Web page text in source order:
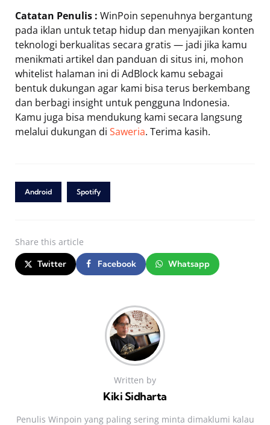
Catatan Penulis : WinPoin sepenuhnya bergantung
pada iklan untuk tetap hidup dan menyajikan konten
teknologi berkualitas secara gratis — jadi jika kamu
menikmati artikel dan panduan di situs ini, mohon
whitelist halaman ini di AdBlock kamu sebagai
bentuk dukungan agar kami bisa terus berkembang
dan berbagi insight untuk pengguna Indonesia.
Kamu juga bisa mendukung kami secara langsung
melalui dukungan di Saweria. Terima kasih.
Android Spotify
Share this article
Twitter Facebook Whatsapp
Written by
Kiki Sidharta
Penulis Winpoin yang paling sering minta dimaklumi kalau